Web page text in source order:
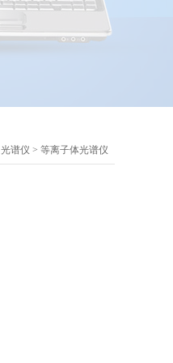
光谱仪 > 等离子体光谱仪